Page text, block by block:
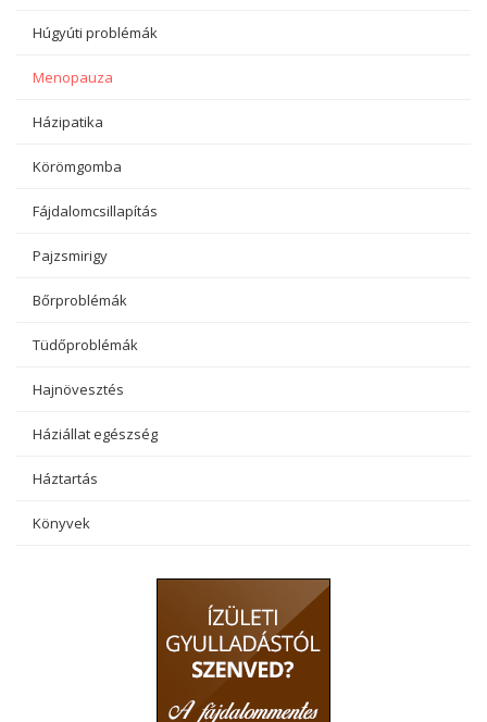
Húgyúti problémák
Menopauza
Házipatika
Körömgomba
Fájdalomcsillapítás
Pajzsmirigy
Bőrproblémák
Tüdőproblémák
Hajnövesztés
Háziállat egészség
Háztartás
Könyvek